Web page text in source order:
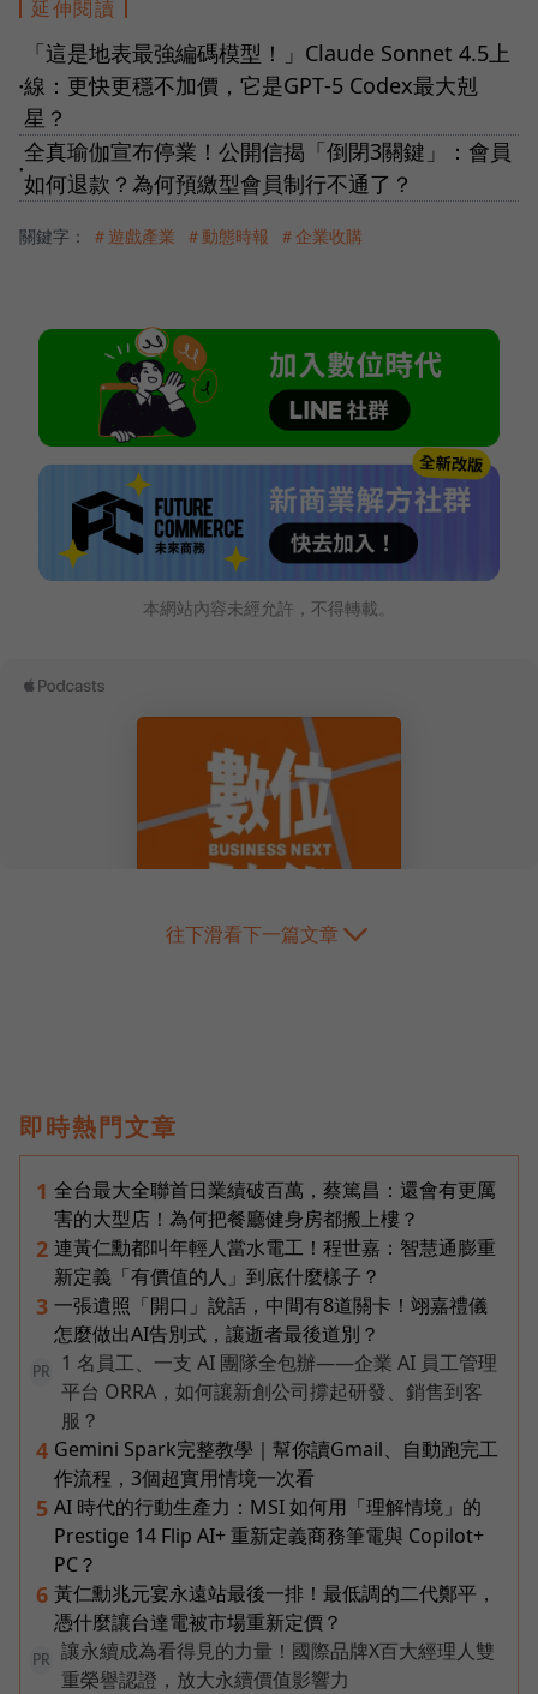
延伸閱讀
●
「這是地表最強編碼模型！」Claude Sonnet 4.5上
線：更快更穩不加價，它是GPT‑5 Codex最大剋
星？
●
全真瑜伽宣布停業！公開信揭「倒閉3關鍵」：會員
如何退款？為何預繳型會員制行不通了？
關鍵字： ＃遊戲產業 ＃動態時報 ＃企業收購
本網站內容未經允許，不得轉載。
往下滑看下一篇文章
即時熱門文章
1 全台最大全聯首日業績破百萬，蔡篤昌：還會有更厲
害的大型店！為何把餐廳健身房都搬上樓？
2 連黃仁勳都叫年輕人當水電工！程世嘉：智慧通膨重
新定義「有價值的人」到底什麼樣子？
3 一張遺照「開口」說話，中間有8道關卡！翊嘉禮儀
怎麼做出AI告別式，讓逝者最後道別？
PR
1 名員工、一支 AI 團隊全包辦——企業 AI 員工管理
平台 ORRA，如何讓新創公司撐起研發、銷售到客
服？
4 Gemini Spark完整教學｜幫你讀Gmail、自動跑完工
作流程，3個超實用情境一次看
5 AI 時代的行動生產力：MSI 如何用「理解情境」的
Prestige 14 Flip AI+ 重新定義商務筆電與 Copilot+
PC？
6 黃仁勳兆元宴永遠站最後一排！最低調的二代鄭平，
憑什麼讓台達電被市場重新定價？
PR
讓永續成為看得見的力量！國際品牌X百大經理人雙
重榮譽認證，放大永續價值影響力